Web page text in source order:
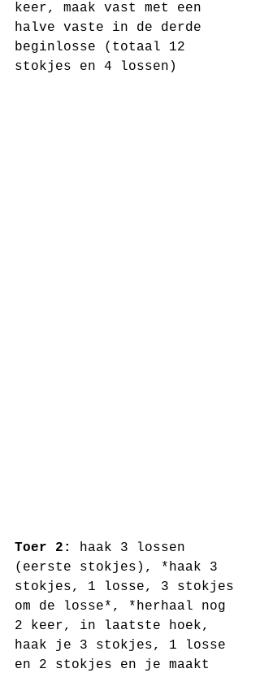
keer, maak vast met een
halve vaste in de derde
beginlosse (totaal 12
stokjes en 4 lossen)
Toer 2:
haak 3 lossen
(eerste stokjes), *haak 3
stokjes, 1 losse, 3 stokjes
om de losse*, *herhaal nog
2 keer, in laatste hoek,
haak je 3 stokjes, 1 losse
en 2 stokjes en je maakt